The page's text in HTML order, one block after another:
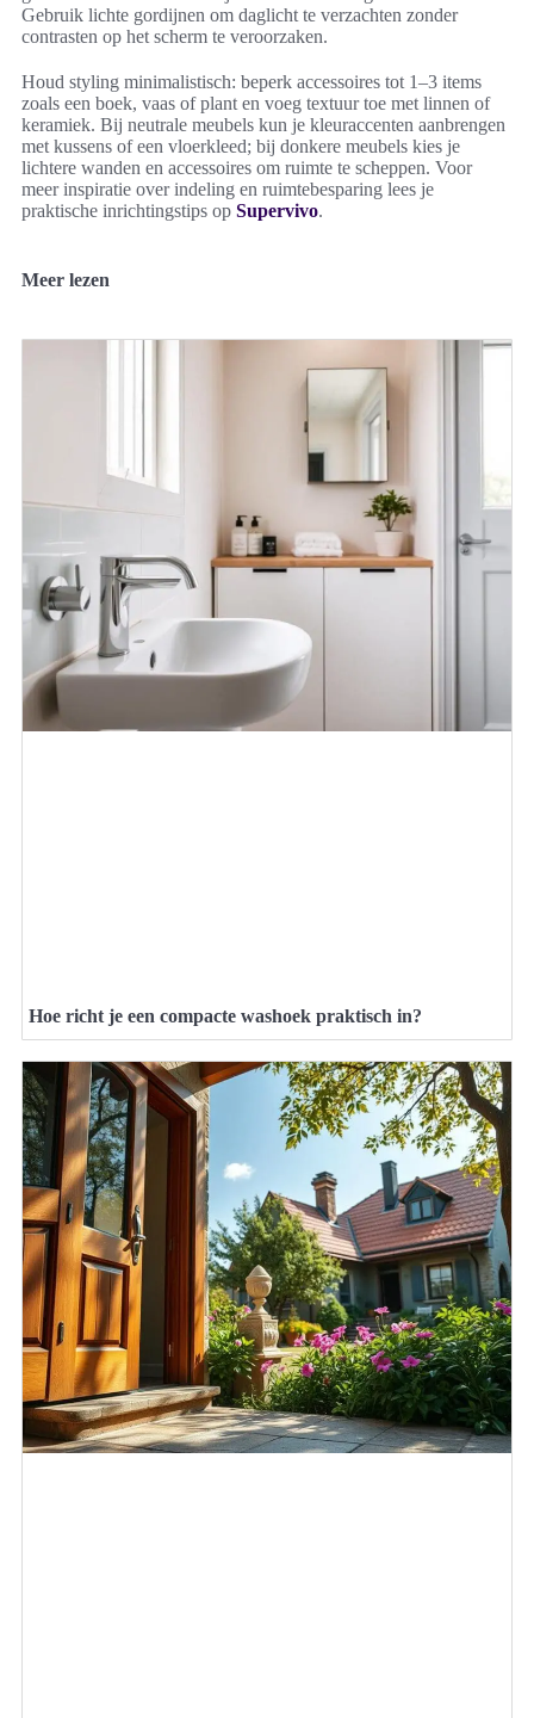
Gebruik lichte gordijnen om daglicht te verzachten zonder
contrasten op het scherm te veroorzaken.
Houd styling minimalistisch: beperk accessoires tot 1–3 items
zoals een boek, vaas of plant en voeg textuur toe met linnen of
keramiek. Bij neutrale meubels kun je kleuraccenten aanbrengen
met kussens of een vloerkleed; bij donkere meubels kies je
lichtere wanden en accessoires om ruimte te scheppen. Voor
meer inspiratie over indeling en ruimtebesparing lees je
praktische inrichtingstips op Supervivo.
Meer lezen
Hoe richt je een compacte washoek praktisch in?